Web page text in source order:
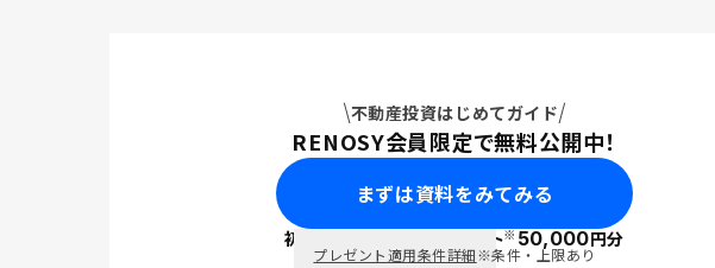
不動産投資はじめてガイド
RENOSY会員限定で無料公開中！
まずは資料をみてみる
初回面談で ポイント※50,000円分
プレゼント適用条件詳細※条件・上限あり